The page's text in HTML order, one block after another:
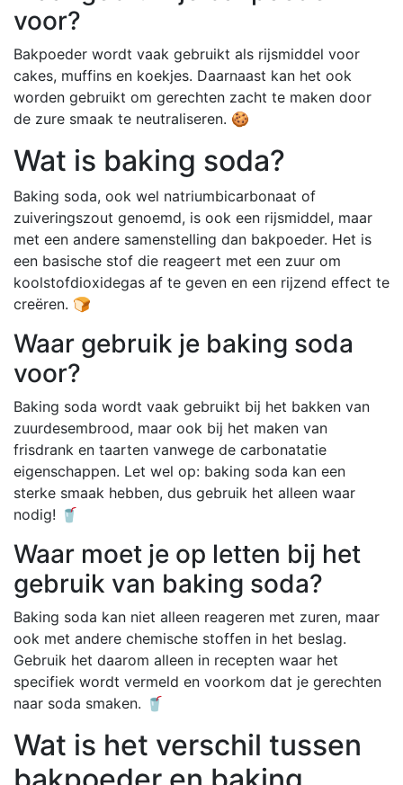
voor?
Bakpoeder wordt vaak gebruikt als rijsmiddel voor
cakes, muffins en koekjes. Daarnaast kan het ook
worden gebruikt om gerechten zacht te maken door
de zure smaak te neutraliseren. 🍪
Wat is baking soda?
Baking soda, ook wel natriumbicarbonaat of
zuiveringszout genoemd, is ook een rijsmiddel, maar
met een andere samenstelling dan bakpoeder. Het is
een basische stof die reageert met een zuur om
koolstofdioxidegas af te geven en een rijzend effect te
creëren. 🍞
Waar gebruik je baking soda
voor?
Baking soda wordt vaak gebruikt bij het bakken van
zuurdesembrood, maar ook bij het maken van
frisdrank en taarten vanwege de carbonatatie
eigenschappen. Let wel op: baking soda kan een
sterke smaak hebben, dus gebruik het alleen waar
nodig! 🥤
Waar moet je op letten bij het
gebruik van baking soda?
Baking soda kan niet alleen reageren met zuren, maar
ook met andere chemische stoffen in het beslag.
Gebruik het daarom alleen in recepten waar het
specifiek wordt vermeld en voorkom dat je gerechten
naar soda smaken. 🥤
Wat is het verschil tussen